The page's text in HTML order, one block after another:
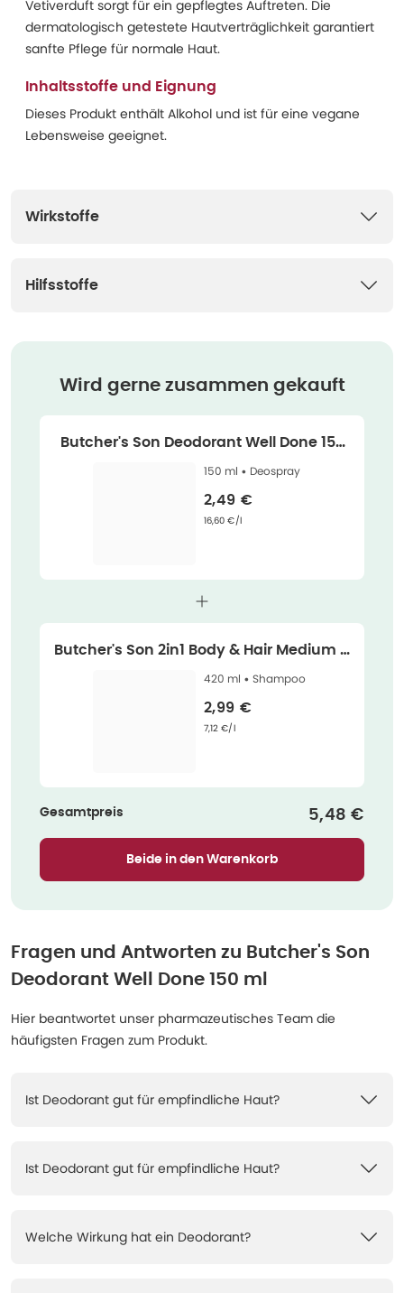
Vetiverduft sorgt für ein gepflegtes Auftreten. Die
dermatologisch getestete Hautverträglichkeit garantiert
sanfte Pflege für normale Haut.
Inhaltsstoffe und Eignung
Dieses Produkt enthält Alkohol und ist für eine vegane
Lebensweise geeignet.
Wirkstoffe
Hilfsstoffe
Wird gerne zusammen gekauft
Butcher's Son Deodorant Well Done 150
ml150 ml • Deospray
Verkaufspreis
2,49 €
Grundpreis
16,60 €/l
Butcher's Son 2in1 Body & Hair Medium 4
20 ml420 ml • Shampoo
Verkaufspreis
2,99 €
Grundpreis
7,12 €/l
Gesamtpreis 5,48 €
Beide in den Warenkorb
Fragen und Antworten zu Butcher's Son
Deodorant Well Done 150 ml
Hier beantwortet unser pharmazeutisches Team die
häufigsten Fragen zum Produkt.
Ist Deodorant gut für empfindliche Haut?
Ist Deodorant gut für empfindliche Haut?
Welche Wirkung hat ein Deodorant?